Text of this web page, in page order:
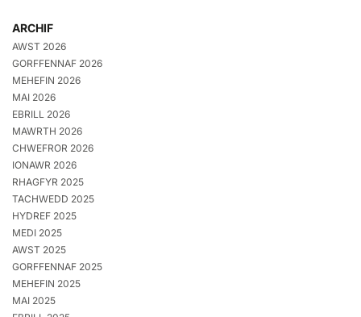
ARCHIF
AWST 2026
GORFFENNAF 2026
MEHEFIN 2026
MAI 2026
EBRILL 2026
MAWRTH 2026
CHWEFROR 2026
IONAWR 2026
RHAGFYR 2025
TACHWEDD 2025
HYDREF 2025
MEDI 2025
AWST 2025
GORFFENNAF 2025
MEHEFIN 2025
MAI 2025